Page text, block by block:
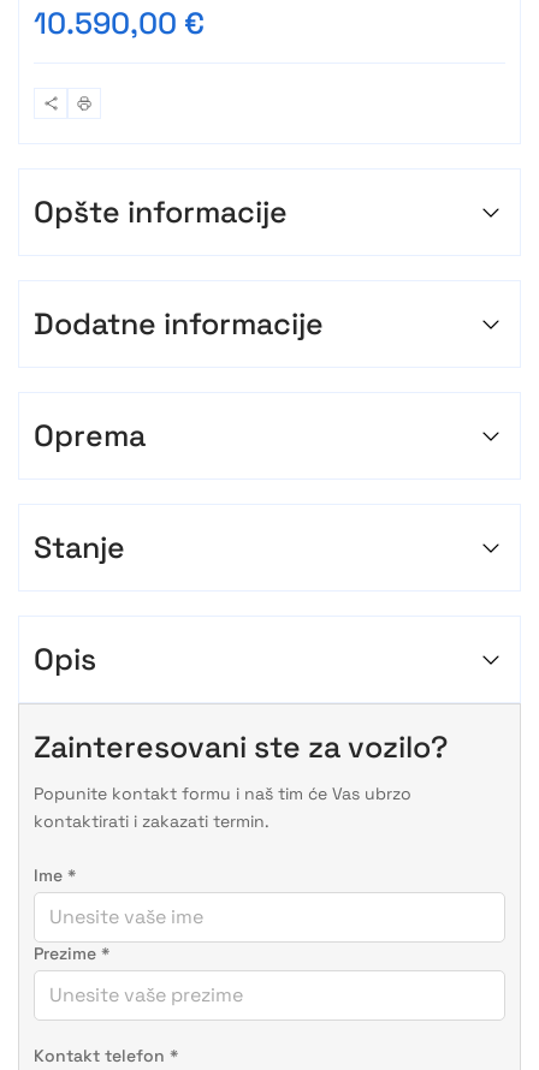
10.590,00 €
Opšte informacije
Dodatne informacije
Oprema
Stanje
Opis
Zainteresovani ste za vozilo?
Popunite kontakt formu i naš tim će Vas ubrzo
kontaktirati i zakazati termin.
Ime *
Prezime *
Kontakt telefon *